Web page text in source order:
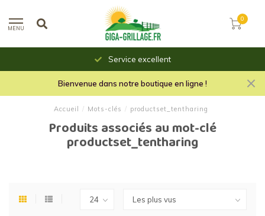
MENU
0
Service excellent
Bienvenue dans notre boutique en ligne !
Accueil / Mots-clés / productset_tentharing
Produits associés au mot-clé
productset_tentharing